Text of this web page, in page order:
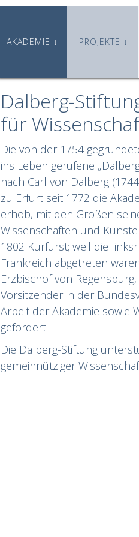
AKADEMIE PROJEKTE
Dalberg-
für
Die von der 1754
ins Leben gerufene
nach Carl von Dalberg
zu Erfurt seit 1772 die
erhob, mit den Großen
Wissenschaften und
1802 Kurfürst; weil die
Frankreich abgetreten
Erzbischof von
Vorsitzender in der
Arbeit der Akademie sowie
gefördert.
Die Dalberg-Stiftung
gemeinnütziger